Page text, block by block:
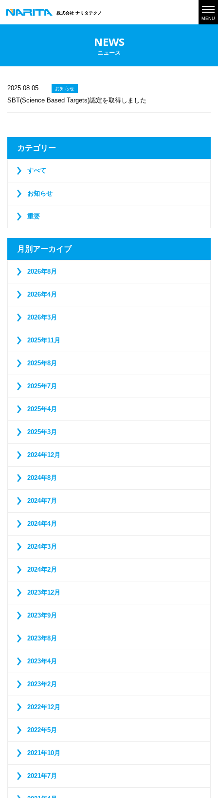
株式会社 ナリタテクノ
MENU
NEWS
ニュース
2025.08.05 お知らせ
SBT(Science Based Targets)認定を取得しました
カテゴリー
すべて
お知らせ
重要
月別アーカイブ
2026年8月
2026年4月
2026年3月
2025年11月
2025年8月
2025年7月
2025年4月
2025年3月
2024年12月
2024年8月
2024年7月
2024年4月
2024年3月
2024年2月
2023年12月
2023年9月
2023年8月
2023年4月
2023年2月
2022年12月
2022年5月
2021年10月
2021年7月